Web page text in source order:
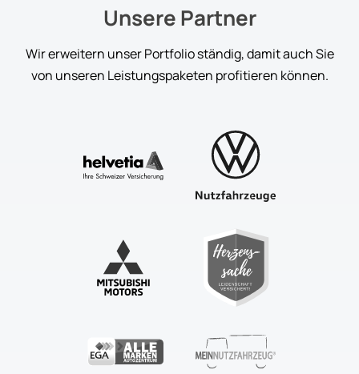
Unsere Partner
Wir erweitern unser Portfolio ständig, damit auch Sie
von unseren Leistungspaketen profitieren können.